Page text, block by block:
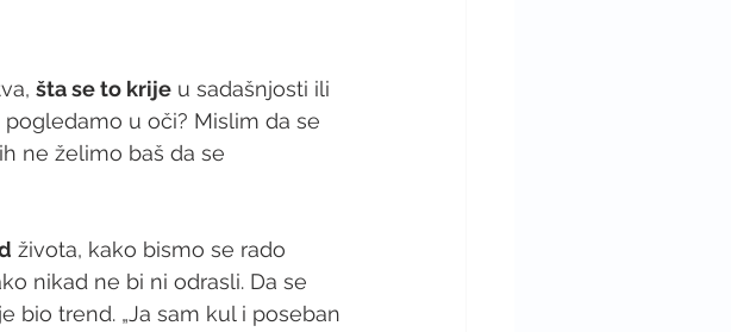
šta se to krije u sadašnjosti ili
u oči? Mislim da se
ne želimo baš da se
života, kako bismo se rado
nikad ne bi ni odrasli. Da se
bio trend. „Ja sam kul i poseban